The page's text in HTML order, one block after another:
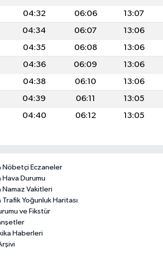
04:32 06:06 13:07
04:34 06:07 13:06
04:35 06:08 13:06
04:36 06:09 13:06
04:38 06:10 13:06
04:39 06:11 13:05
04:40 06:12 13:05
Nöbetçi Eczaneler
Hava Durumu
Namaz Vakitleri
Trafik Yoğunluk Haritası
ve Fikstür
Haberleri